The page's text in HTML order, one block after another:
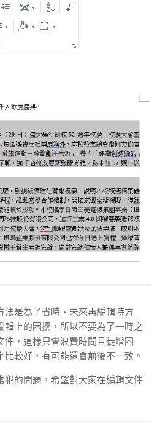
法是為了省時、未來再編輯時方
輯上的困擾，所以不要為了一時之
件，這樣只會浪費時間且徒增困
較好，有可能還會前後不一致。
犯的問題，希望對大家在編輯文件